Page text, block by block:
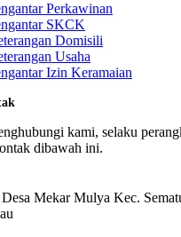
Perkawinan
SKCK
Domisili
Usaha
Izin Keramaian
kami, selaku
dibawah ini.
Desa Mekar Mulya Kec.